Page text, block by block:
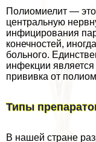
Полиомиелит —
центральную
инфицирования
конечностей,
больного.
инфекции
прививка от
Типы
В нашей стране